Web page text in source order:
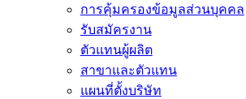
การคุ้มครองข้อมูลส่วนบุคคล
รับสมัครงาน
ตัวแทนผู้ผลิต
สาขาและตัวแทน
แผนที่ตั้งบริษัท